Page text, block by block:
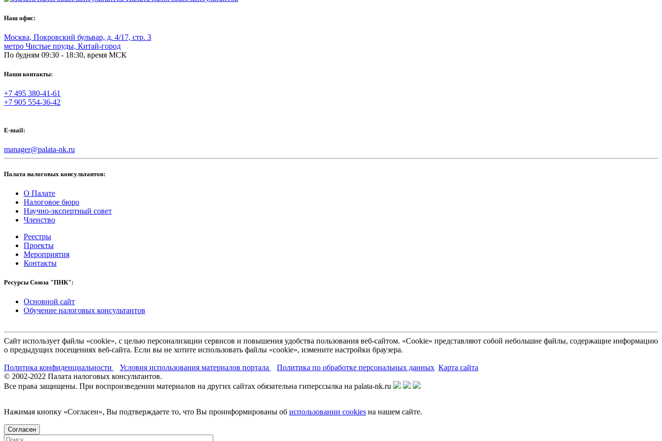
Наш офис:
Москва, Покровский бульвар, д. 4/17, стр. 3
метро Чистые пруды, Китай-город
По будням 09:30 - 18:30, время МСК
Наши контакты:
+7 495 380-41-61
+7 905 554-36-42
E-mail:
manager@palata-nk.ru
Палата налоговых консультантов:
О Палате
Налоговое бюро
Научно-экспертный совет
Членство
Реестры
Проекты
Мероприятия
Контакты
Ресурсы Союза "ПНК":
Основной сайт
Обучение налоговых консультантов
Сайт использует файлы «cookie», с целью персонализации сервисов и повышения удобства пользования веб-сайтом. «Cookie» представляют собой небольшие файлы, содержащие информацию
о предыдущих посещениях веб-сайта. Если вы не хотите использовать файлы «cookie», измените настройки браузера.
Политика конфиденциальности Условия использования материалов портала Политика по обработке персональных данных Карта сайта
© 2002-2022 Палата налоговых консультантов.
Все права защищены. При воспроизведении материалов на других сайтах обязательна гиперссылка на palata-nk.ru
Нажимая кнопку «Согласен», Вы подтверждаете то, что Вы проинформированы об использовании cookies на нашем сайте.
Согласен